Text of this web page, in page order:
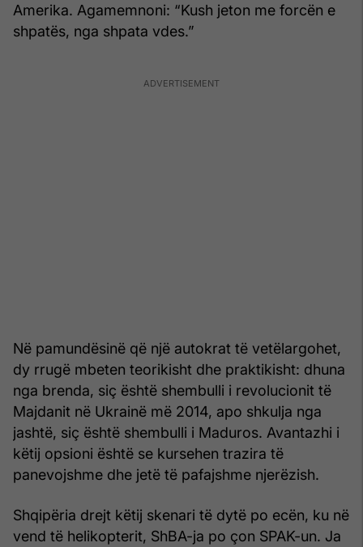
Amerika. Agamemnoni: “Kush jeton me forcën e
shpatës, nga shpata vdes.”
Në pamundësinë që një autokrat të vetëlargohet,
dy rrugë mbeten teorikisht dhe praktikisht: dhuna
nga brenda, siç është shembulli i revolucionit të
Majdanit në Ukrainë më 2014, apo shkulja nga
jashtë, siç është shembulli i Maduros. Avantazhi i
këtij opsioni është se kursehen trazira të
panevojshme dhe jetë të pafajshme njerëzish.
Shqipëria drejt këtij skenari të dytë po ecën, ku në
vend të helikopterit, ShBA-ja po çon SPAK-un. Ja